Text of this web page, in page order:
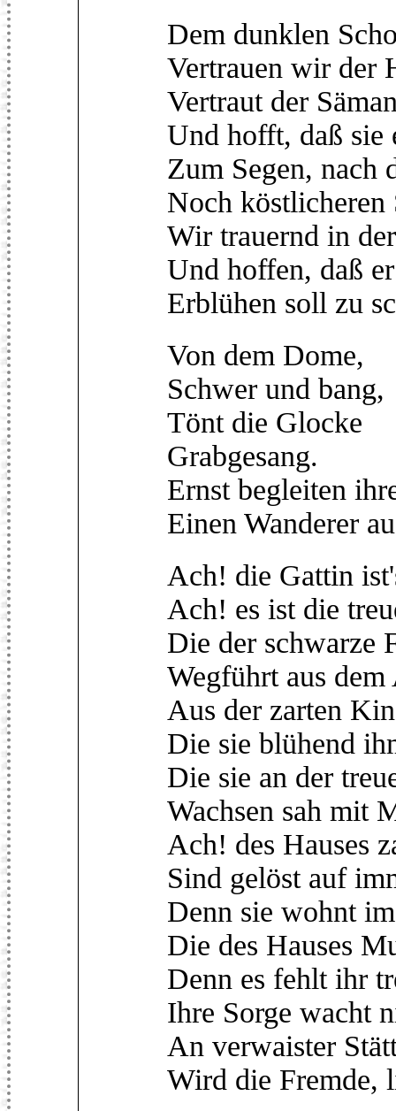
Dem dunklen
Vertrauen wir der
Vertraut der
Und hofft, daß sie
Zum Segen, nach
Noch köstlicheren
Wir trauernd in
Und hoffen, daß
Erblühen soll zu
Von dem Dome,
Schwer und bang,
Tönt die Glocke
Grabgesang.
Ernst begleiten
Einen Wanderer
Ach! die Gattin
Ach! es ist die
Die der schwarze
Wegführt aus
Aus der zarten
Die sie blühend
Die sie an der
Wachsen sah mit
Ach! des Hauses
Sind gelöst auf
Denn sie wohnt
Die des Hauses
Denn es fehlt ihr
Ihre Sorge wacht
An verwaister
Wird die Fremde,